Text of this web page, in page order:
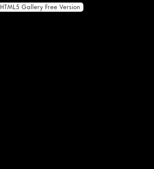
HTML5 Gallery Free Version